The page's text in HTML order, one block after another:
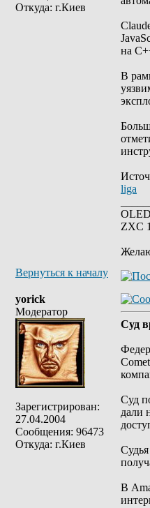
Откуда: г.Киев
на
В
liga
ZXC
Вернуться к началу
yorick
Модератор
Зарегистрирован:
27.04.2004
Сообщения: 96473
Откуда: г.Киев
Суд
Суд
дали
В